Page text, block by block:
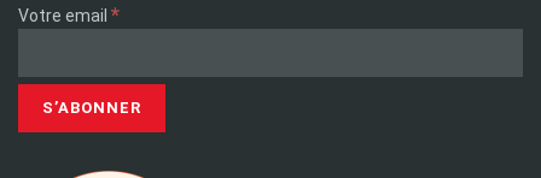
Votre email *